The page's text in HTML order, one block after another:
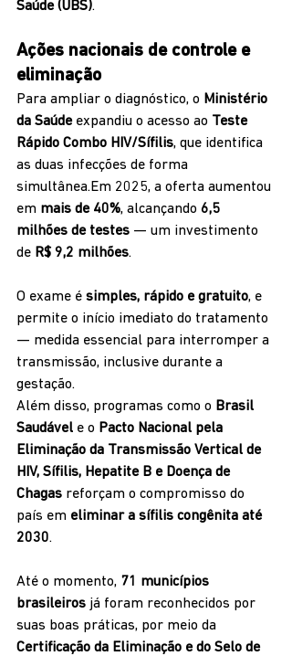
Saúde (UBS).
Ações nacionais de controle e
eliminação
Para ampliar o diagnóstico, o Ministério
da Saúde expandiu o acesso ao Teste
Rápido Combo HIV/Sífilis, que identifica
as duas infecções de forma
simultânea.Em 2025, a oferta aumentou
em mais de 40%, alcançando 6,5
milhões de testes — um investimento
de R$ 9,2 milhões.
O exame é simples, rápido e gratuito, e
permite o início imediato do tratamento
— medida essencial para interromper a
transmissão, inclusive durante a
gestação.
Além disso, programas como o Brasil
Saudável e o Pacto Nacional pela
Eliminação da Transmissão Vertical de
HIV, Sífilis, Hepatite B e Doença de
Chagas reforçam o compromisso do
país em eliminar a sífilis congênita até
2030.
Até o momento, 71 municípios
brasileiros já foram reconhecidos por
suas boas práticas, por meio da
Certificação da Eliminação e do Selo de